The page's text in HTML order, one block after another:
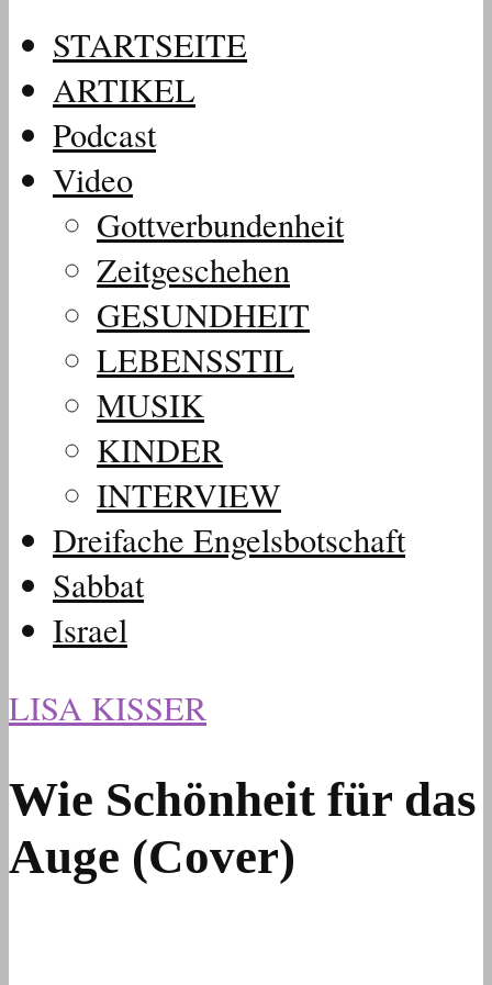
STARTSEITE
ARTIKEL
Podcast
Video
Gottverbundenheit
Zeitgeschehen
GESUNDHEIT
LEBENSSTIL
MUSIK
KINDER
INTERVIEW
Dreifache Engelsbotschaft
Sabbat
Israel
LISA KISSER
Wie Schönheit für das
Auge (Cover)